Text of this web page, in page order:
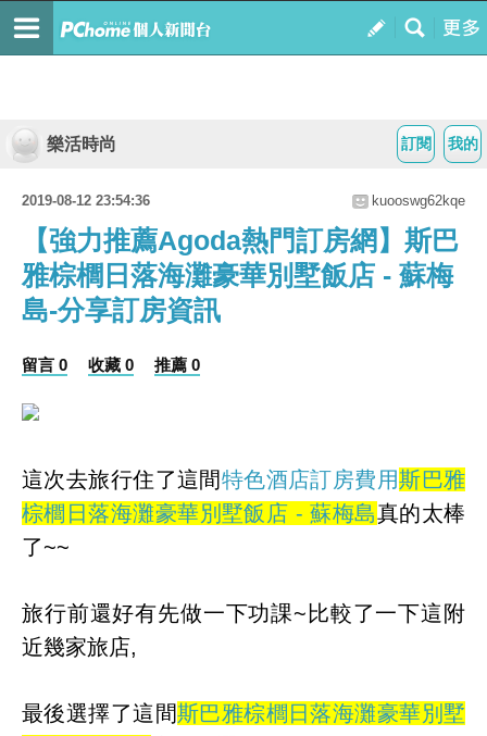
我的
訂閱
樂活時尚
2019-08-12 23:54:36 kuooswg62kqe
【強力推薦Agoda熱門訂房網】斯巴
雅棕櫚日落海灘豪華別墅飯店 - 蘇梅
島-分享訂房資訊
留言 0 收藏 0 推薦 0
這次去旅行住了這間特色酒店訂房費用斯巴雅
棕櫚日落海灘豪華別墅飯店 - 蘇梅島真的太棒
了~~
旅行前還好有先做一下功課~比較了一下這附
近幾家旅店,
最後選擇了這間斯巴雅棕櫚日落海灘豪華別墅